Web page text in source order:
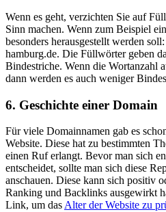
Wenn es geht, verzichten Sie auf
Sinn machen. Wenn zum Beispiel
besonders herausgestellt werden
hamburg.de. Die Füllwörter geben
Bindestriche. Wenn die Wortanzahl
dann werden es auch weniger
6. Geschichte einer Domain
Für viele Domainnamen gab es
Website. Diese hat zu bestimmten
einen Ruf erlangt. Bevor man sich
entscheidet, sollte man sich diese
anschauen. Diese kann sich positiv
Ranking und Backlinks ausgewirkt
Link, um das Alter der Website zu